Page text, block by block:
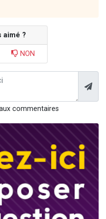
aimé ?
NON
commentaires